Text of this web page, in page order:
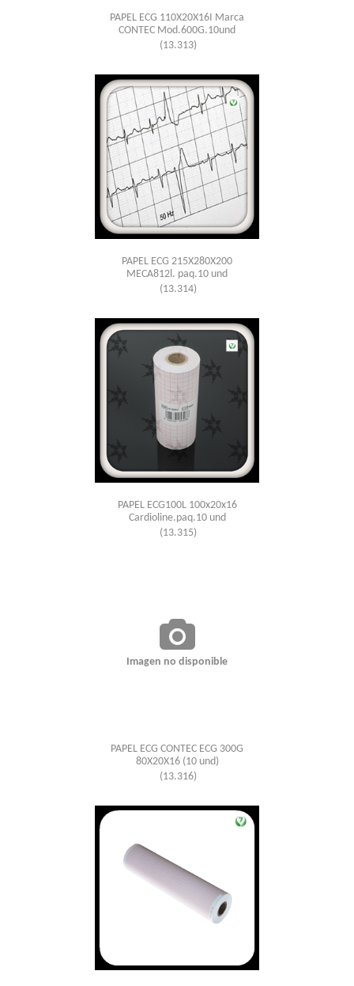
PAPEL ECG 110X20X16I Marca
CONTEC Mod.600G.10und
(13.313)
PAPEL ECG 215X280X200
MECA812l. paq.10 und
(13.314)
PAPEL ECG100L 100x20x16
Cardioline.paq.10 und
(13.315)
Imagen no disponible
PAPEL ECG CONTEC ECG 300G
80X20X16 (10 und)
(13.316)